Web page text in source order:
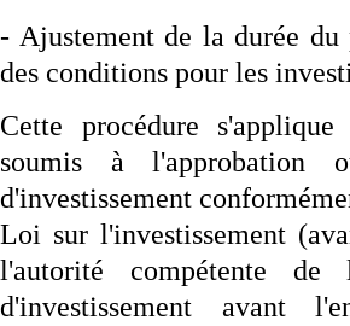
- Ajustement de la durée
des conditions pour les
Cette procédure
soumis à
d'investissement
Loi sur l'investissement
l'autorité compétente
d'investissement